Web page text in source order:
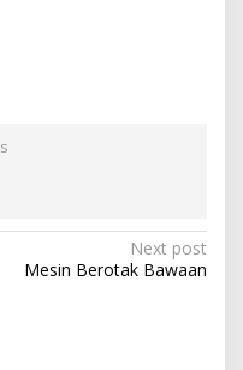
Next post
Mesin Berotak Bawaan